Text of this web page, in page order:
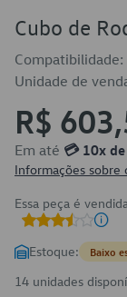
Cubo de
Compatibilidade:
Unidade de
R$
Em até 💳 10x
Informações sobre
Essa peça é
Estoque: Baixo
14 unidades